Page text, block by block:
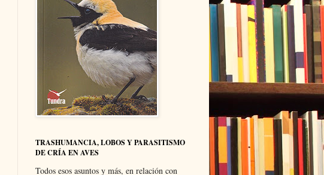
TRASHUMANCIA, LOBOS Y PARASITISMO
DE CRÍA EN AVES
Todos esos asuntos y más, en relación con